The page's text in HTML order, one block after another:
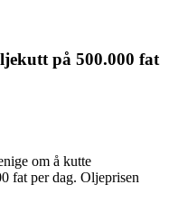
på 500.000 fat
om å kutte
fat per dag. Oljeprisen